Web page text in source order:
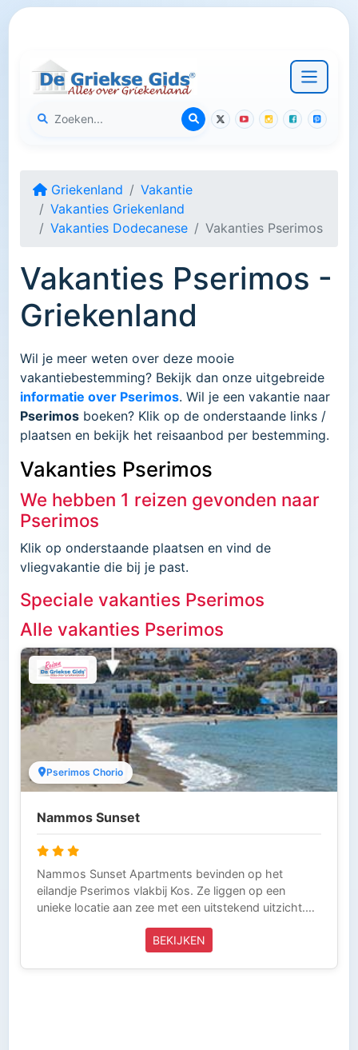
Griekenland
Vakantie
Vakanties Griekenland
Vakanties Dodecanese
Vakanties Pserimos
Vakanties Pserimos -
Griekenland
Wil je meer weten over deze mooie
vakantiebestemming? Bekijk dan onze uitgebreide
informatie over Pserimos. Wil je een vakantie naar
Pserimos boeken? Klik op de onderstaande links /
plaatsen en bekijk het reisaanbod per bestemming.
Vakanties Pserimos
We hebben 1 reizen gevonden naar
Pserimos
Klik op onderstaande plaatsen en vind de
vliegvakantie die bij je past.
Speciale vakanties Pserimos
Alle vakanties Pserimos
Pserimos Chorio
Nammos Sunset
Nammos Sunset Apartments bevinden op het
eilandje Pserimos vlakbij Kos. Ze liggen op een
unieke locatie aan zee met een uitstekend uitzicht.
een superior huis dat geschikt is voor 5 personen.
BEKIJKEN